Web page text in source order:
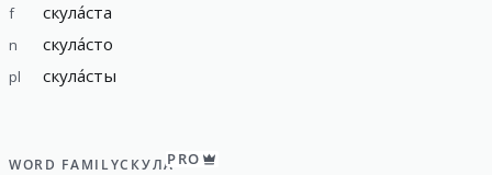
f скула́ста
n скула́сто
pl скула́сты
WORD FAMILYСКУЛА́PRO